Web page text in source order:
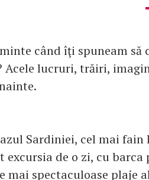
când îţi spuneam să
Acele lucruri, trăiri,
Sardiniei, cel mai
excursia de o zi, cu
mai spectaculoase plaje